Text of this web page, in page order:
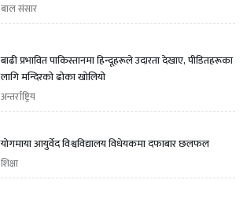
बाल संसार
बाढी प्रभावित पाकिस्तानमा हिन्दूहरूले उदारता देखाए, पीडितहरूका
लागि मन्दिरको ढोका खोलियो
अन्तर्राष्ट्रिय
योगमाया आयुर्वेद विश्वविद्यालय विधेयकमा दफाबार छलफल
शिक्षा